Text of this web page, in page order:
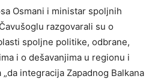
Osmani i ministar spoljnih
razgovarali su o
spoljne politike, odbrane,
i o dešavanjima u regionu i
integracija Zapadnog Balkana